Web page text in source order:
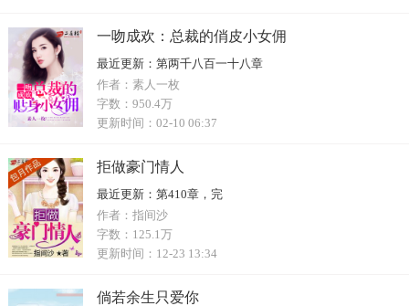
一吻成欢：总裁的俏皮小女佣
最近更新： 第两千八百一十八章
作者： 素人一枚
字数： 950.4万
更新时间： 02-10 06:37
拒做豪门情人
最近更新： 第410章，完
作者： 指间沙
字数： 125.1万
更新时间： 12-23 13:34
倘若余生只爱你